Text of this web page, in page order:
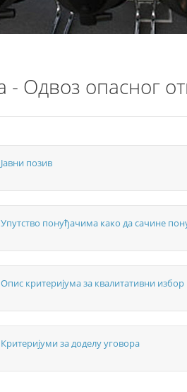
- Одвоз опасног
Јавни позив
Упутство понуђачима како да сачине
Опис критеријума за квалитативни избор
Критеријуми за доделу уговора